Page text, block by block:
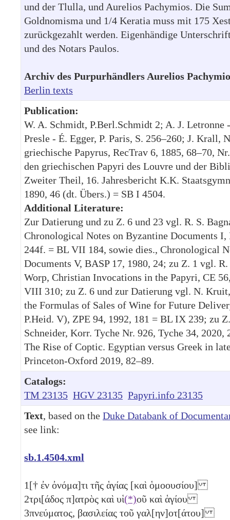
und der Tlulla, und Aurelios Pachymios. Die
Goldnomisma und 1/4 Keratia muss mit 175
zurückgezahlt werden. Eigenhändige
und des Notars Paulos.
Archiv des Purpurhändlers Aurelios
Berlin texts
Publication:
W. A. Schmidt, P.Berl.Schmidt 2; A. J. Letronne
Presle - É. Egger, P. Paris, S. 256–260; J. Krall,
griechische Papyrus, RecTrav 6, 1885, 68–70,
den griechischen Papyri des Louvre und der
Zweiter Theil, 16. Jahresbericht K.K.
1890, 46 (dt. Übers.) = SB I 4504.
Additional Literature:
Zur Datierung und zu Z. 6 und 23 vgl. R. S.
Chronological Notes on Byzantine Documents I,
244f. = BL VII 184, sowie dies., Chronological
Documents V, BASP 17, 1980, 24; zu Z. 1 vgl.
Worp, Christian Invocations in the Papyri, CE
VIII 310; zu Z. 6 und zur Datierung vgl. N.
the Formulas of Sales of Wine for Future
P.Heid. V), ZPE 94, 1992, 181 = BL IX 239; zu
Schneider, Korr. Tyche Nr. 926, Tyche 34, 2020,
The Rise of Coptic. Egyptian versus Greek in
Princeton-Oxford 2019, 82–89.
Catalogs:
TM 23135 HGV 23135 Papyri.info 23135
Text, based on the Duke Databank of
see link:
sb.1.4504.xml
1[† ἐν ὀνόμα]τι τῆς ἁγίας [καὶ ὁμοουσίου]
2τρι[άδος π]ατρὸς καὶ υἱ(*)οῦ καὶ ἁγίου
3πνεύματος, βασιλείας τοῦ γαλ[ην]οτ[άτου]